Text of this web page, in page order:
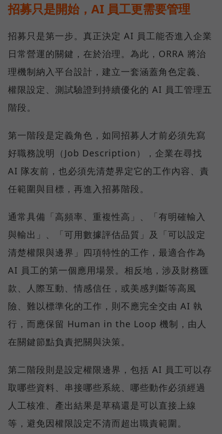
招募只是開始，AI 員工更需要管理
招募只是第一步。真正決定 AI 員工能否進入企業
日常營運的關鍵，在於治理。為此，ORRA 將治
理機制納入平台設計，建立一套涵蓋角色定義、
權限設定、測試驗證到持續優化的 AI 員工管理五
階段。
第一階段是定義角色，如同招募人才前必須先寫
好職務說明（Job Description），企業在尋找
AI 隊友前，也必須先清楚界定它的工作內容、責
任範圍與目標，再進入招募階段。
通常具備「高頻率、重複性高」、「有明確輸入
與輸出」、「可用數據評估品質」及「可以設定
清楚權限與邊界」四項特性的工作，最適合作為
AI 員工的第一個應用場景。相反地，涉及財務匯
款、人際互動、情感信任，或美感判斷等高風
險、難以標準化的工作，則不應完全交由 AI 執
行，而應保留 Human in the Loop 機制，由人
在關鍵節點負責把關與決策。
第二階段則是設定權限邊界，包括 AI 員工可以存
取哪些資料、串接哪些系統、哪些動作必須經過
人工核准、產出結果是草稿還是可以直接上線
等，避免因權限設定不清而超出職責範圍。